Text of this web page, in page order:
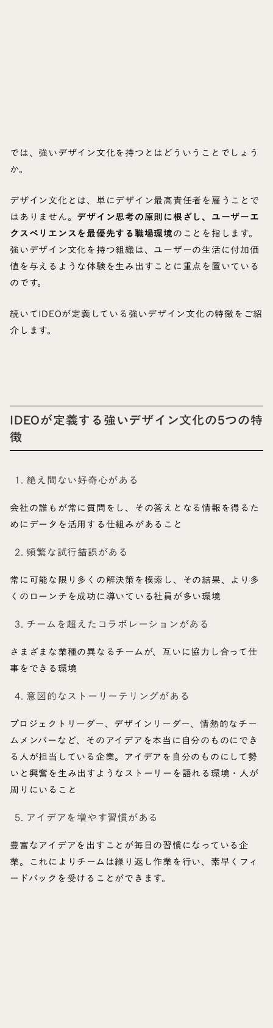
では、強いデザイン文化を持つとはどういうことでしょう
か。
デザイン文化とは、単にデザイン最高責任者を雇うことで
はありません。 デザイン思考の原則に根ざし、ユーザーエ
クスペリエンスを最優先する職場環境のことを指します。
強いデザイン文化を持つ組織は、ユーザーの生活に付加価
値を与えるような体験を生み出すことに重点を置いている
のです。
続いてIDEOが定義している強いデザイン文化の特徴をご紹
介します。
IDEOが定義する強いデザイン文化の5つの特
徴
1. 絶え間ない好奇心がある
会社の誰もが常に質問をし、その答えとなる情報を得るた
めにデータを活用する仕組みがあること
2. 頻繁な試行錯誤がある
常に可能な限り多くの解決策を模索し、その結果、より多
くのローンチを成功に導いている社員が多い環境
3. チームを超えたコラボレーションがある
さまざまな業種の異なるチームが、互いに協力し合って仕
事をできる環境
4. 意図的なストーリーテリングがある
プロジェクトリーダー、デザインリーダー、情熱的なチー
ムメンバーなど、そのアイデアを本当に自分のものにでき
る人が担当している企業。アイデアを自分のものにして勢
いと興奮を生み出すようなストーリーを語れる環境・人が
周りにいること
5. アイデアを増やす習慣がある
豊富なアイデアを出すことが毎日の習慣になっている企
業。これによりチームは繰り返し作業を行い、素早くフィ
ードバックを受けることができます。